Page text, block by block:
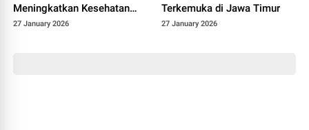
Meningkatkan Kesehatan
Masyarakat
27 January 2026
Terkemuka di Jawa Timur
27 January 2026